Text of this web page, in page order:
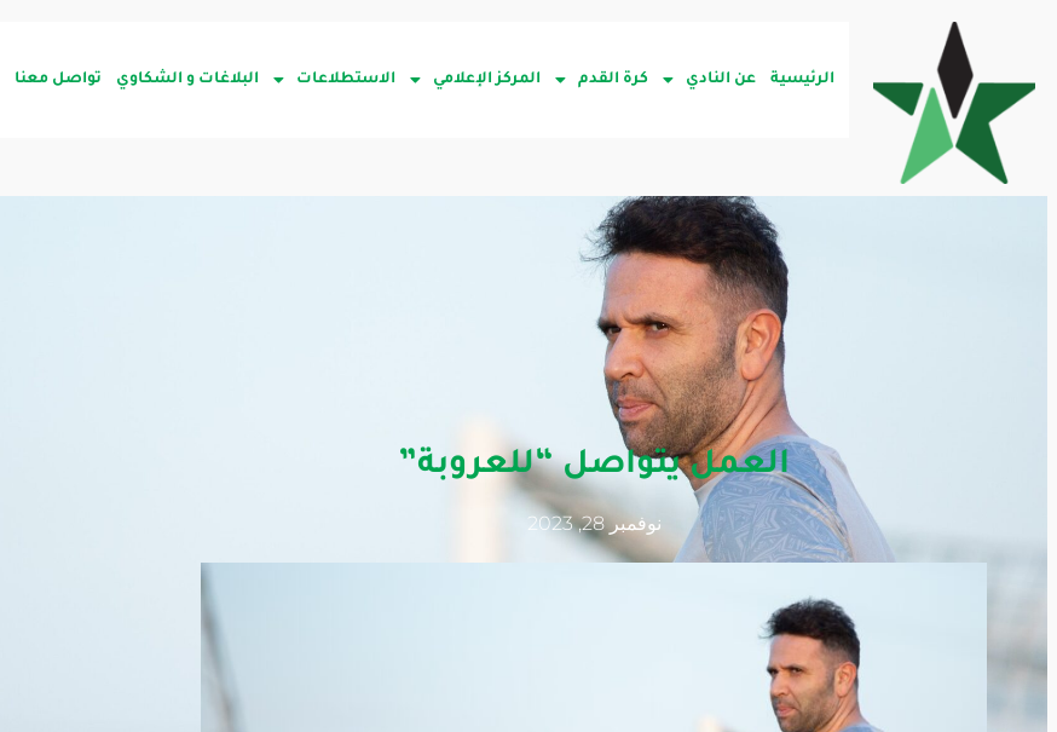
الرئيسية عن النادي كرة القدم المركز الإعلامي الاستطلاعات البلاغات و الشكاوي تواصل معنا
العمل يتواصل “للعروبة”
نوفمبر 28, 2023